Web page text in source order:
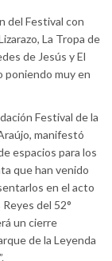
del Festival con
La Tropa de
de Jesús y El
poniendo muy en
Festival de la
manifestó
espacios para los
que han venido
en el acto
del 52°
un cierre
de la Leyenda